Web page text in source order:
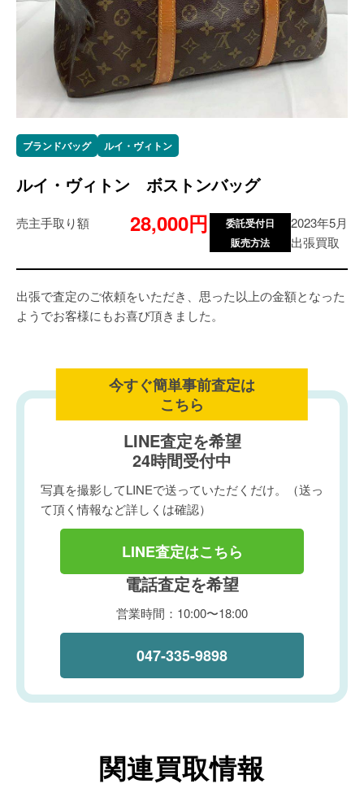
ブランドバッグ ルイ・ヴィトン
ルイ・ヴィトン ボストンバッグ
売主手取り額 28,000円 委託受付日 2023年5月
販売方法 出張買取
出張で査定のご依頼をいただき、思った以上の金額となった
ようでお客様にもお喜び頂きました。
今すぐ簡単事前査定は
こちら
LINE査定を希望
24時間受付中
写真を撮影してLINEで送っていただくだけ。（送っ
て頂く情報など詳しくは確認）
LINE査定はこちら
電話査定を希望
営業時間：10:00〜18:00
047-335-9898
関連買取情報